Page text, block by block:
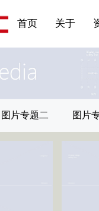
首页 关于
刊物专题三
产品&服务系列一 | 第02条
应用领域7
图片专题二 图片